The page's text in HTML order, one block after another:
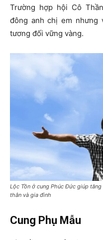
Trường hợp hội Cô
đông anh chị em nhưng
tương đối vững vàng.
Lộc Tồn ở cung Phúc Đức giúp
thân và gia đình
Cung Phụ Mẫu